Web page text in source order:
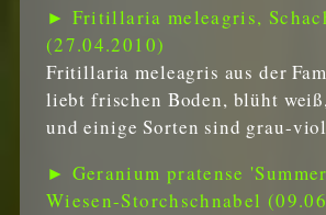
► Fritillaria meleagris,
(27.04.2010)
Fritillaria meleagris aus der
liebt frischen Boden, blüht
und einige Sorten sind grau-
► Geranium pratense
Wiesen-Storchschnabel